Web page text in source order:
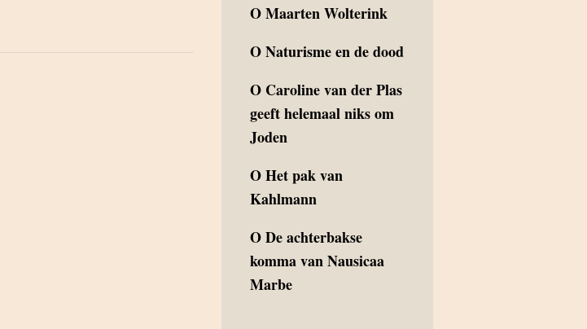
OMaarten Wolterink
ONaturisme en de dood
O Caroline van der Plas
geeft helemaal niks om
Joden
OHet pak van
Kahlmann
ODe achterbakse
komma van Nausicaa
Marbe